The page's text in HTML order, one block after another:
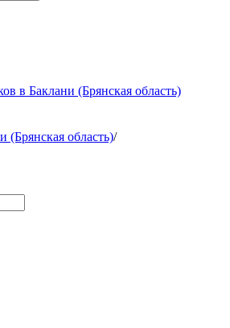
в Баклани (Брянская область)
(Брянская область)/